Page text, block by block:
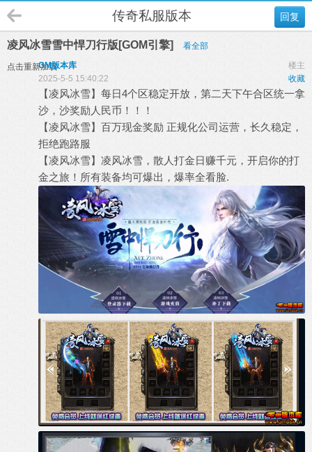
回复
传奇私服版本
凌风冰雪雪中悍刀行版[GOM引擎] 看全部
点击重新加载 楼主
GM版本库
收藏
2025-5-5 15:40:22
【凌风冰雪】每日4个区稳定开放，第二天下午合区统一拿
沙，沙奖励人民币！！！
【凌风冰雪】百万现金奖励 正规化公司运营，长久稳定，
拒绝跑路服
【凌风冰雪】凌风冰雪，散人打金日赚千元，开启你的打
金之旅！所有装备均可爆出，爆率全看脸.